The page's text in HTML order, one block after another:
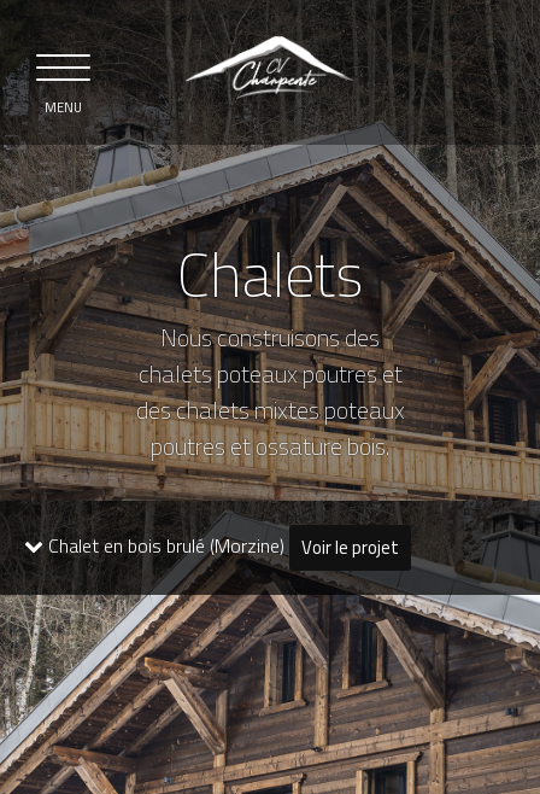
MENU
Chalets
Nous construisons des
chalets poteaux poutres et
des chalets mixtes poteaux
poutres et ossature bois.
Chalet en bois brulé (Morzine) Voir le projet